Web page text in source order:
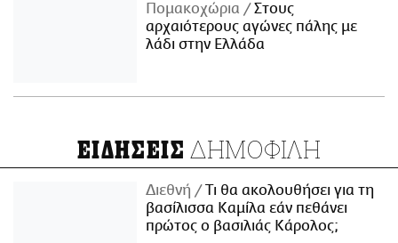
Πομακοχώρια
Στους
αρχαιότερους αγώνες πάλης με
λάδι στην Ελλάδα
ΕΙΔΗΣΕΙΣ ΔΗΜΟΦΙΛΗ
Διεθνή
Τι θα ακολουθήσει για τη
βασίλισσα Καμίλα εάν πεθάνει
πρώτος ο βασιλιάς Κάρολος;